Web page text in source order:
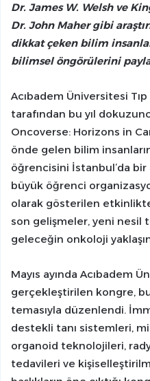
Dr. James W. Welsh ve
Dr. John Maher gibi
dikkat çeken bilim
bilimsel öngörülerini
Acıbadem Üniversitesi
tarafından bu yıl
Oncoverse: Horizons in
önde gelen bilim
öğrencisini İstanbul’da bir
büyük öğrenci
olarak gösterilen
son gelişmeler, yeni nesil
geleceğin onkoloji
Mayıs ayında Acıbadem
gerçekleştirilen kongre,
temasıyla düzenlendi.
destekli tanı sistemleri,
organoid teknolojileri,
tedavileri ve